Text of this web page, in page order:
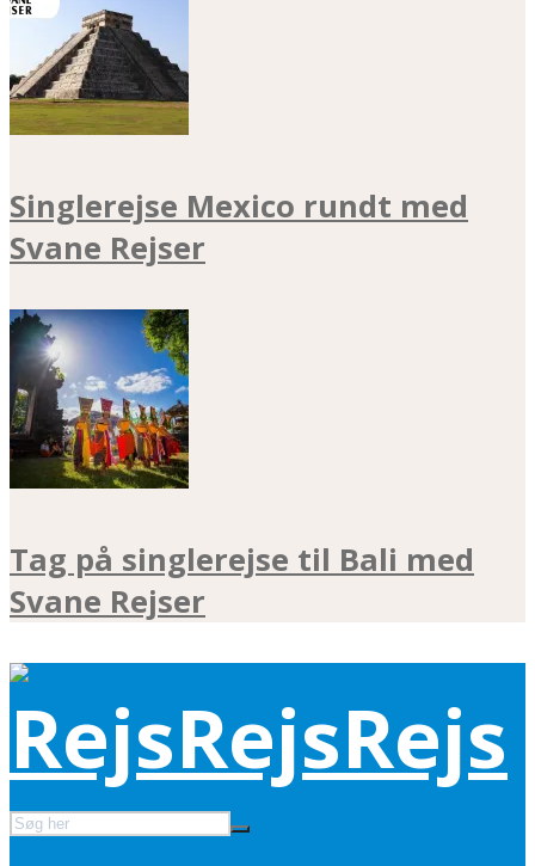
Singlerejse Mexico rundt med
Svane Rejser
Tag på singlerejse til Bali med
Svane Rejser